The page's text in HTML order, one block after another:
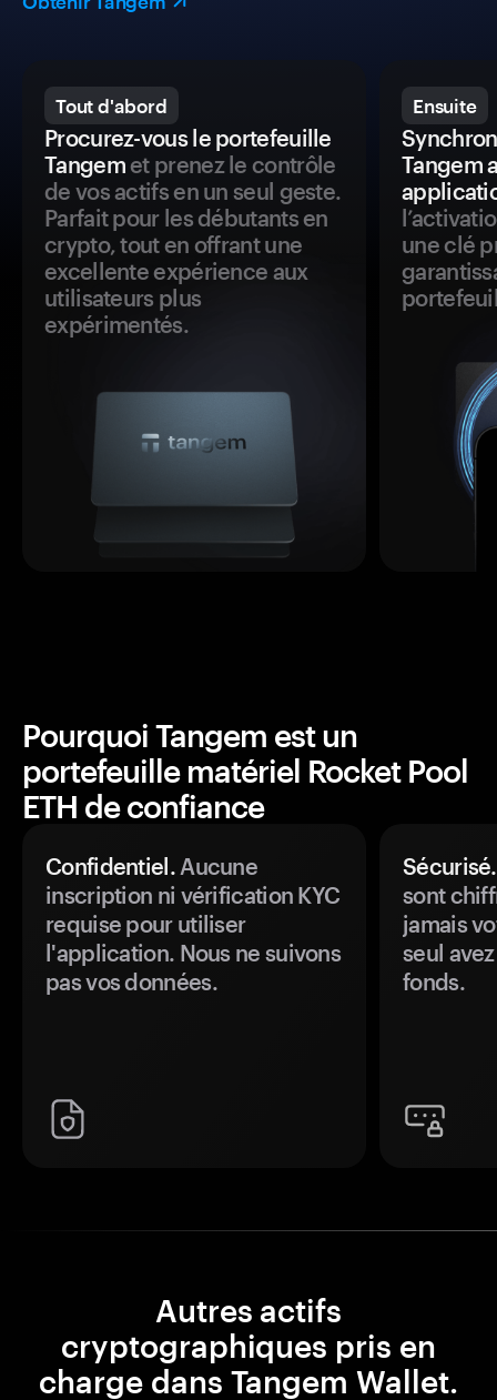
Tout d'abord
Procurez-vous le portefeuille
Tangemet prenez le contrôle
de vos actifs en un seul geste.
Parfait pour les débutants en
crypto, tout en offrant une
excellente expérience aux
utilisateurs plus
expérimentés.
Ensuite
Tangem
une clé
Pourquoi Tangem est un
portefeuille matériel Rocket Pool
ETH de confiance
Confidentiel.Aucune
inscription ni vérification KYC
requise pour utiliser
l'application. Nous ne suivons
pas vos données.
Sécurisé.
sont
jamais
seul
fonds.
Autres actifs
cryptographiques pris en
charge dans Tangem Wallet.